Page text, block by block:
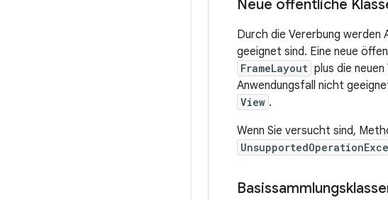
Neue öffentliche
Durch die Vererbung
geeignet sind. Eine neue
FrameLayout plus die
Anwendungsfall nicht
View .
Wenn Sie versucht sind,